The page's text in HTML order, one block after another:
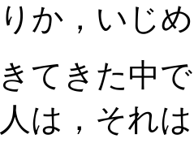
か，いじ
てきた中
は，それ